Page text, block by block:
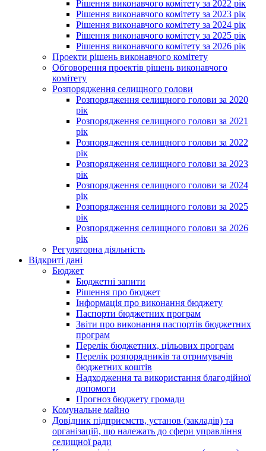
Рішення виконавчого комітету за 2022 рік
Рішення виконавчого комітету за 2023 рік
Рішення виконавчого комітету за 2024 рік
Рішення виконавчого комітету за 2025 рік
Рішення виконавчого комітету за 2026 рік
Проекти рішень виконавчого комітету
Обговорення проектів рішень виконавчого
комітету
Розпорядження селищного голови
Розпорядження селищного голови за 2020
рік
Розпорядження селищного голови за 2021
рік
Розпорядження селищного голови за 2022
рік
Розпорядження селищного голови за 2023
рік
Розпорядження селищного голови за 2024
рік
Розпорядження селищного голови за 2025
рік
Розпорядження селищного голови за 2026
рік
Регуляторна діяльність
Відкриті дані
Бюджет
Бюджетні запити
Рішення про бюджет
Інформація про виконання бюджету
Паспорти бюджетних програм
Звіти про виконання паспортів бюджетних
програм
Перелік бюджетних, цільових програм
Перелік розпорядників та отримувачів
бюджетних коштів
Надходження та використання благодійної
допомоги
Прогноз бюджету громади
Комунальне майно
Довідник підприємств, установ (закладів) та
організацій, що належать до сфери управління
селищної ради